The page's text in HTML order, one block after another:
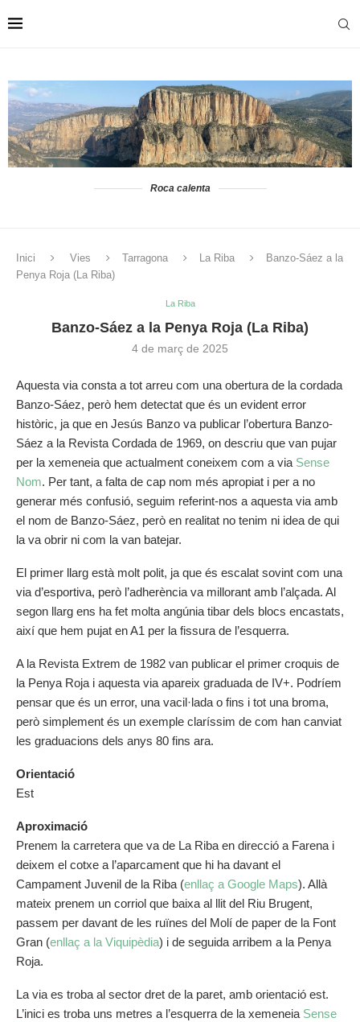
Roca calenta
Inici Vies Tarragona La Riba
Banzo-Sáez a la
Penya Roja (La Riba)
La Riba
Banzo-Sáez a la Penya Roja (La Riba)
4 de març de 2025
Aquesta via consta a tot arreu com una obertura de la cordada
Banzo-Sáez, però hem detectat que és un evident error
històric, ja que en Jesús Banzo va publicar l’obertura Banzo-
Sáez a la Revista Cordada de 1969, on descriu que van pujar
per la xemeneia que actualment coneixem com a via Sense
Nom. Per tant, a falta de cap nom més apropiat i per a no
generar més confusió, seguim referint-nos a aquesta via amb
el nom de Banzo-Sáez, però en realitat no tenim ni idea de qui
la va obrir ni com la van batejar.
El primer llarg està molt polit, ja que és escalat sovint com una
via d’esportiva, però l’adherència va millorant amb l’alçada. Al
segon llarg ens ha fet molta angúnia tibar dels blocs encastats,
així que hem pujat en A1 per la fissura de l’esquerra.
A la Revista Extrem de 1982 van publicar el primer croquis de
la Penya Roja i aquesta via apareix graduada de IV+. Podríem
pensar que és un error, una vacil·lada o fins i tot una broma,
però simplement és un exemple claríssim de com han canviat
les graduacions dels anys 80 fins ara.
Orientació
Est
Aproximació
Prenem la carretera que va de La Riba en direcció a Farena i
deixem el cotxe a l’aparcament que hi ha davant el
Campament Juvenil de la Riba (enllaç a Google Maps). Allà
mateix prenem un corriol que baixa al llit del Riu Brugent,
passem per davant de les ruïnes del Molí de paper de la Font
Gran (enllaç a la Viquipèdia) i de seguida arribem a la Penya
Roja.
La via es troba al sector dret de la paret, amb orientació est.
L’inici es troba uns metres a l’esquerra de la xemeneia Sense